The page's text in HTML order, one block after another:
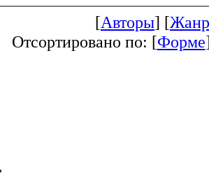
[Авторы] [
Отсортировано по: [Форме